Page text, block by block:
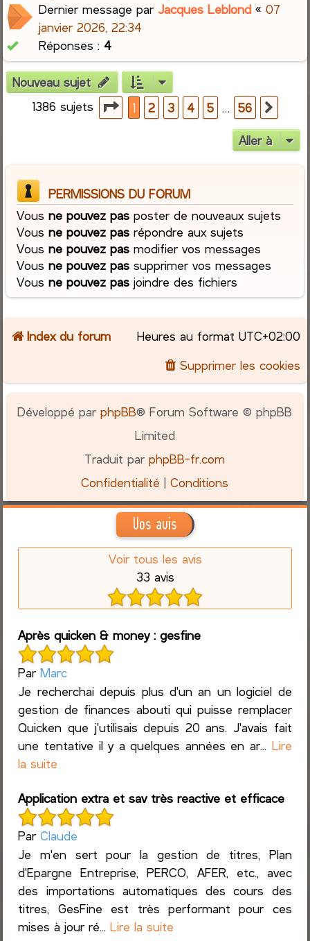
Dernier message parJacques Leblond «07
janvier 2026, 22:34
Réponses : 4
Nouveau sujet
1386 sujets
Page1sur 56
1 2 3 4 5 … 56
Aller à
PERMISSIONS DU FORUM
Vousne pouvez pas poster de nouveaux sujets
Vousne pouvez pas répondre aux sujets
Vousne pouvez pas modifier vos messages
Vousne pouvez pas supprimer vos messages
Vousne pouvez pas joindre des fichiers
Index du forum Heures au format UTC+02:00
Supprimer les cookies
Développé parphpBB® Forum Software © phpBB
Limited
Traduit parphpBB-fr.com
Confidentialité |Conditions
Vos avis
Voir tous les avis
33 avis
Après quicken & money : gesfine
ParMarc
Je recherchai depuis plus d'un an un logiciel de
gestion de finances abouti qui puisse remplacer
Quicken que j'utilisais depuis 20 ans. J'avais fait
une tentative il y a quelques années en ar... Lire
la suite
Application extra et sav très reactive et efficace
ParClaude
Je m'en sert pour la gestion de titres, Plan
d'Epargne Entreprise, PERCO, AFER, etc., avec
des importations automatiques des cours des
titres, GesFine est très performant pour ces
mises à jour ré...Lire la suite